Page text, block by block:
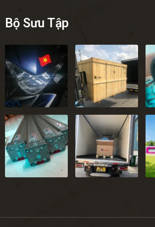
Bộ Sưu Tập